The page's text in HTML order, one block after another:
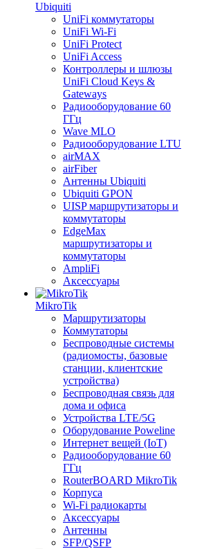
Ubiquiti
UniFi коммутаторы
UniFi Wi-Fi
UniFi Protect
UniFi Access
Контроллеры и шлюзы
UniFi Cloud Keys &
Gateways
Радиооборудование 60
ГГц
Wave MLO
Радиооборудование LTU
airMAX
airFiber
Антенны Ubiquiti
Ubiquiti GPON
UISP маршрутизаторы и
коммутаторы
EdgeMax
маршрутизаторы и
коммутаторы
AmpliFi
Аксессуары
MikroTik
Маршрутизаторы
Коммутаторы
Беспроводные системы
(радиомосты, базовые
станции, клиентские
устройства)
Беспроводная связь для
дома и офиса
Устройства LTE/5G
Оборудование Poweline
Интернет вещей (IoT)
Радиооборудование 60
ГГц
RouterBOARD MikroTik
Корпуса
Wi-Fi радиокарты
Аксессуары
Антенны
SFP/QSFP